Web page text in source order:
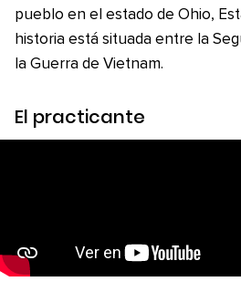
pueblo en el estado de Ohio,
historia está situada entre la
la Guerra de Vietnam.
El practicante